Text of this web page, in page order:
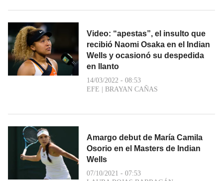
Video: “apestas”, el insulto que
recibió Naomi Osaka en el Indian
Wells y ocasionó su despedida
en llanto
14/03/2022 - 08:53
EFE
BRAYAN CAÑAS
Amargo debut de María Camila
Osorio en el Masters de Indian
Wells
07/10/2021 - 07:53